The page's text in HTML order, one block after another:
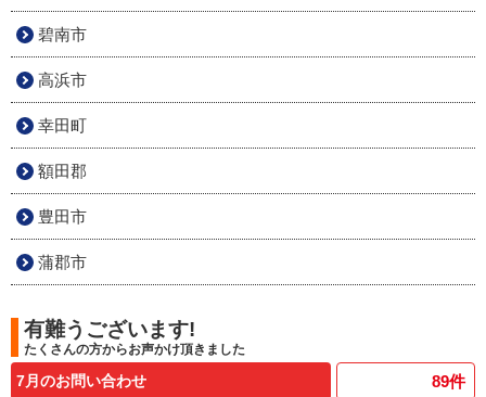
碧南市
高浜市
幸田町
額田郡
豊田市
蒲郡市
有難うございます!
たくさんの方からお声かけ頂きました
7月のお問い合わせ 89件